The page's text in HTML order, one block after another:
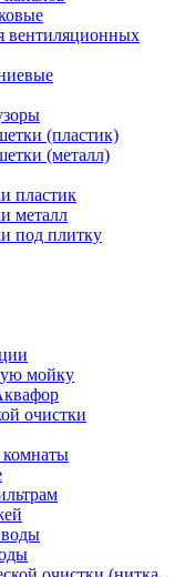
вентиляционных
(пластик)
(металл)
пластик
металл
под плитку
мойку
очистки